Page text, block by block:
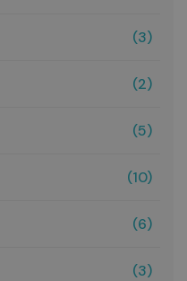
(3)
(2)
(5)
(10)
(6)
(3)